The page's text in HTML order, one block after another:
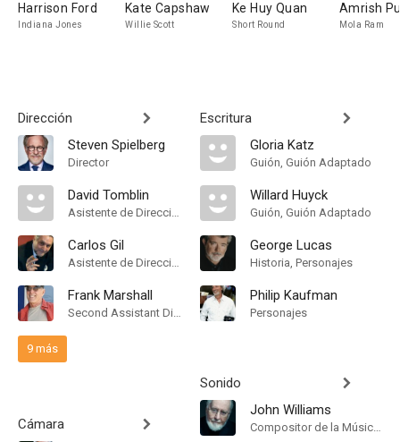
Harrison Ford
Indiana Jones
Kate Capshaw
Willie Scott
Ke Huy Quan
Short Round
Amrish
Mola Ram
Dirección
Steven Spielberg
Director
David Tomblin
Asistente de Dirección
Carlos Gil
Asistente de Dirección
Frank Marshall
Second Assistant Director
9 más
Cámara
Escritura
Gloria Katz
Guión, Guión Adaptado
Willard Huyck
Guión, Guión Adaptado
George Lucas
Historia, Personajes
Philip Kaufman
Personajes
Sonido
John Williams
Compositor de la Música Original